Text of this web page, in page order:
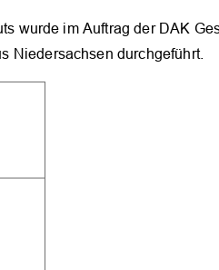
wurde im Auftrag der DAK
Niedersachsen durchgeführt.